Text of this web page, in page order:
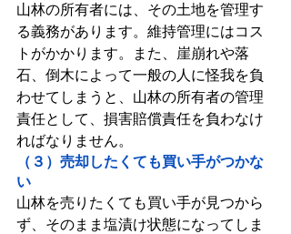
山林の所有者には、その土地を管理す
る義務があります。維持管理にはコス
トがかかります。また、崖崩れや落
石、倒木によって一般の人に怪我を負
わせてしまうと、山林の所有者の管理
責任として、損害賠償責任を負わなけ
ればなりません。
（３）売却したくても買い手がつかな
い
山林を売りたくても買い手が見つから
ず、そのまま塩漬け状態になってしま